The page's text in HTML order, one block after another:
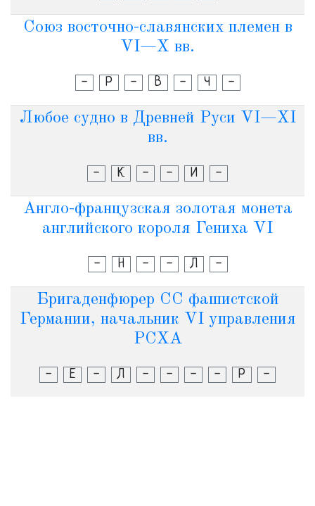
Союз восточно-славянских племен в
VI—X вв.
- Р - В - Ч -
Любое судно в Древней Руси VI—XI
вв.
- К - - И -
Англо-французская золотая монета
английского короля Гениха VI
- Н - - Л -
Бригаденфюрер СС фашистской
Германии, начальник VI управления
РСХА
- Е - Л - - - - Р -